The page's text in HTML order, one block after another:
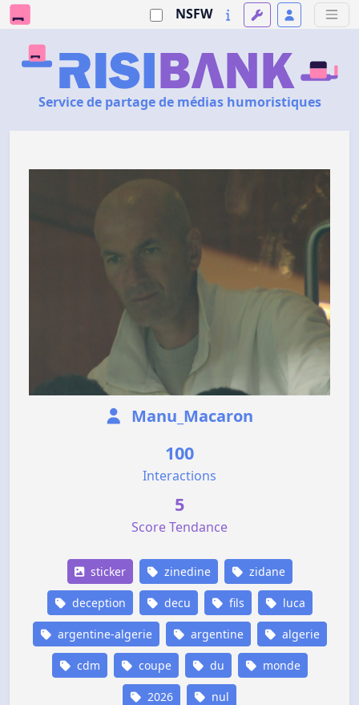
NSFW
Service de partage de médias humoristiques
Manu_Macaron
100
Interactions
5
Score Tendance
sticker zinedine zidane
deception decu fils luca
argentine-algerie argentine algerie
cdm coupe du monde
2026 nul